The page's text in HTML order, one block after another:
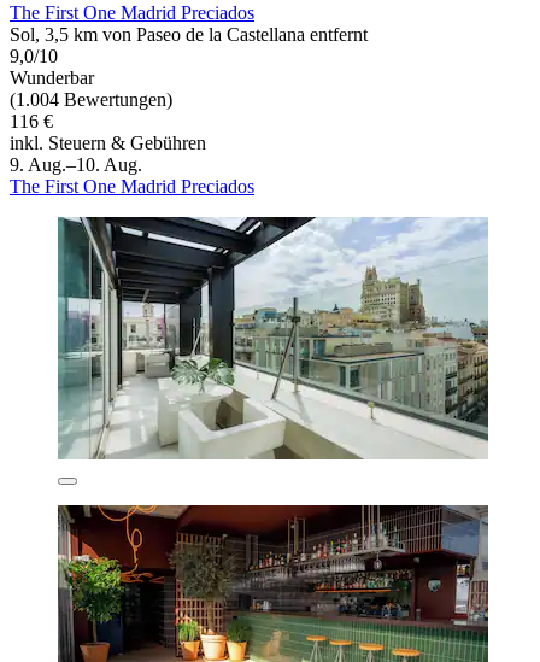
The First One Madrid Preciados
Sol, 3,5 km von Paseo de la Castellana entfernt
9,0/10
Wunderbar
(1.004 Bewertungen)
116 €
inkl. Steuern & Gebühren
9. Aug.–10. Aug.
The First One Madrid Preciados